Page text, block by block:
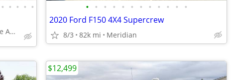
• • • • •
Caldwell, ID - Performance Auto Group
• • • • • • • • • • • •
2020 Ford F150 4X4 Supercrew
8/3 82k mi Meridian
$12,499